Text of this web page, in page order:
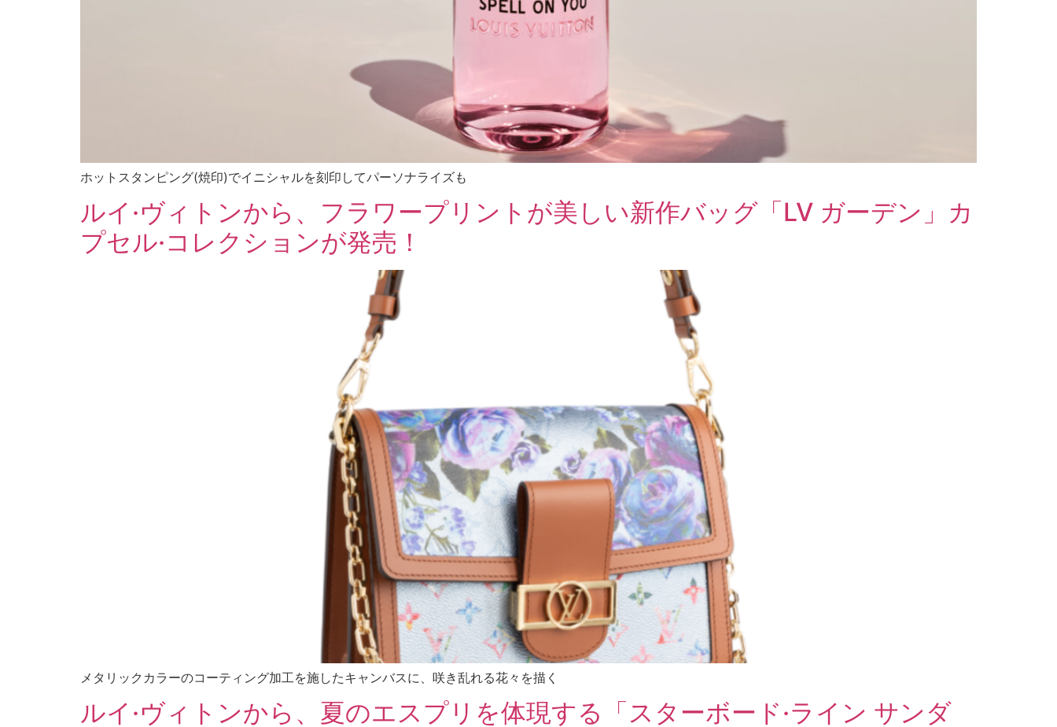
ホットスタンピング(焼印)でイニシャルを刻印してパーソナライズも
ルイ·ヴィトンから、フラワープリントが美しい新作バッグ「LV ガーデン」カ
プセル·コレクションが発売！
メタリックカラーのコーティング加工を施したキャンバスに、咲き乱れる花々を描く
ルイ·ヴィトンから、夏のエスプリを体現する「スターボード·ライン サンダ